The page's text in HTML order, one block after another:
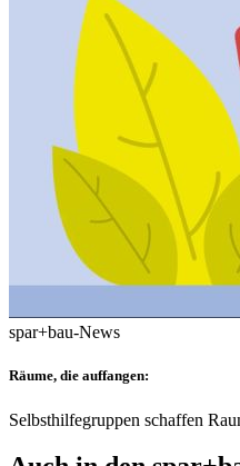
spar+bau-News
Räume, die auffangen:
Selbsthilfegruppen schaffen